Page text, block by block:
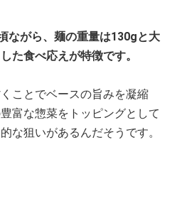
ながら、麺の重量は130gと大
た食べ応えが特徴です。
ことでベースの旨みを凝縮
富な惣菜をトッピングとして
な狙いがあるんだそうです。